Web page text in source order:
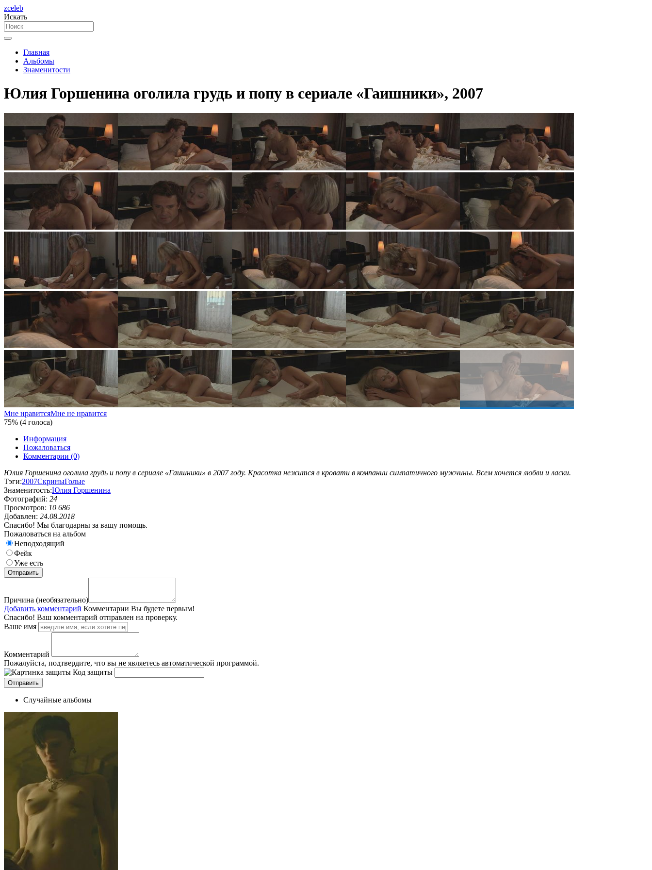
zceleb
Искать
Главная
Альбомы
Знаменитости
Юлия Горшенина оголила грудь и попу в сериале «Гаишники», 2007
Мне нравитсяМне не нравится
75% (4 голоса)
Информация
Пожаловаться
Комментарии (0)
Юлия Горшенина оголила грудь и попу в сериале «Гаишники» в 2007 году. Красотка нежится в кровати в компании симпатичного мужчины. Всем хочется любви и ласки.
Тэги:2007СкриныГолые
Знаменитость:Юлия Горшенина
Фотографий: 24
Просмотров: 10 686
Добавлен: 24.08.2018
Спасибо! Мы благодарны за вашу помощь.
Пожаловаться на альбом
Неподходящий
Фейк
Уже есть
Причина (необязательно)
Добавить комментарий Комментарии Вы будете первым!
Спасибо! Ваш комментарий отправлен на проверку.
Ваше имя
Комментарий
Пожалуйста, подтвердите, что вы не являетесь автоматической программой.
Код защиты
Случайные альбомы